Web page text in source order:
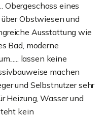
Obergeschoss eines
Obstwiesen und
Ausstattung wie
Bad, moderne
lassen keine
machen
und Selbstnutzer sehr
Heizung, Wasser und
kein